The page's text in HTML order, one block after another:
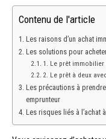
Contenu de l'article
Les raisons d’un achat
Les solutions pour
1. Le prêt
2. Le prêt à deux
Les précautions à
emprunteur
Les risques liés à l’achat